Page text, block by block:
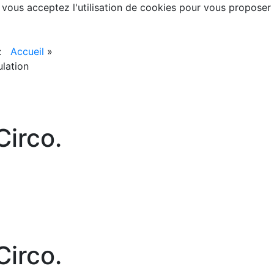
acceptez l'utilisation de cookies pour vous
Accueil »